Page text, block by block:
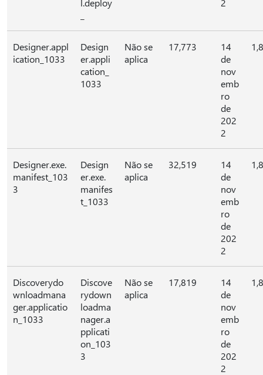
l.deploy
2
Designer.appl
ication_1033
Design
er.appli
cation_
1033
Não se
aplica
17,773
14
de
nov
emb
ro
de
202
2
Designer.exe.
manifest_103
3
Design
er.exe.
manifes
t_1033
Não se
aplica
32,519
14
de
nov
emb
ro
de
202
2
Discoverydo
wnloadmana
ger.applicatio
n_1033
Discove
rydown
loadma
nager.a
pplicati
on_103
3
Não se
aplica
17,819
14
de
nov
emb
ro
de
202
2